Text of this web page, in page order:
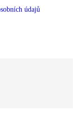
údajů